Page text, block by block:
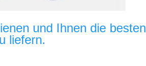
und Ihnen die besten
liefern.